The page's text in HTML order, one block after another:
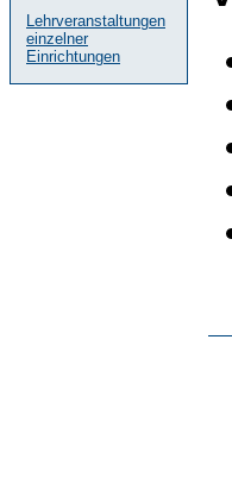
Lehrveranstaltungen
einzelner
Einrichtungen